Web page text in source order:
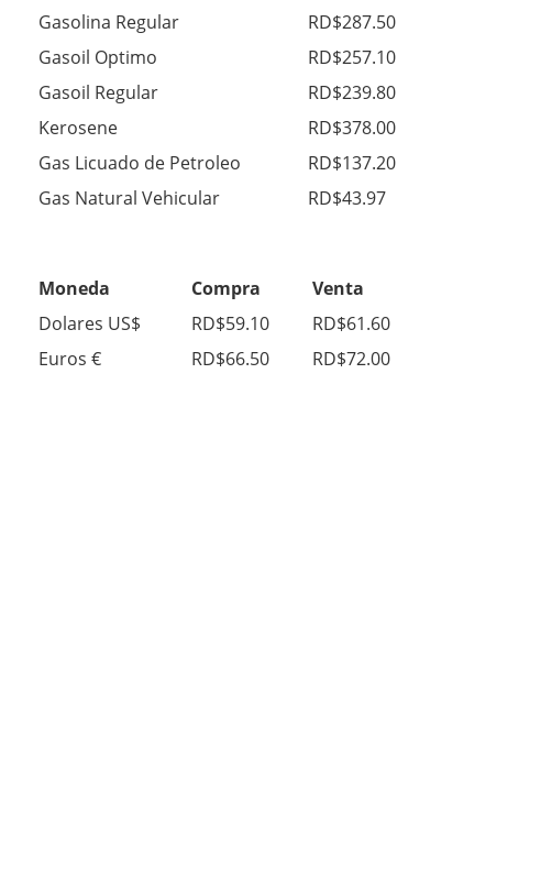
Gasolina Regular
RD$287.50
Gasoil Optimo
RD$257.10
Gasoil Regular
RD$239.80
Kerosene
RD$378.00
Gas Licuado de Petroleo
RD$137.20
Gas Natural Vehicular
RD$43.97
Moneda Compra
Venta
Dolares US$
RD$59.10
RD$61.60
Euros €
RD$66.50 RD$72.00